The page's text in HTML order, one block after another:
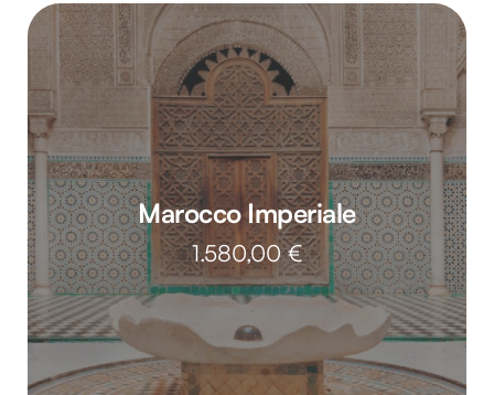
Marocco Imperiale
1.580,00€